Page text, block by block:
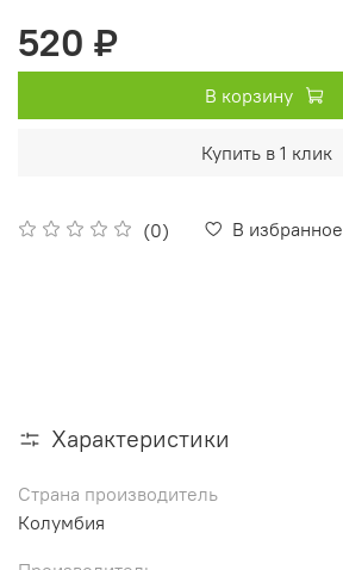
(0) В избранное
520 ₽
В корзину
Купить в 1 клик
Характеристики
Страна производитель
Колумбия